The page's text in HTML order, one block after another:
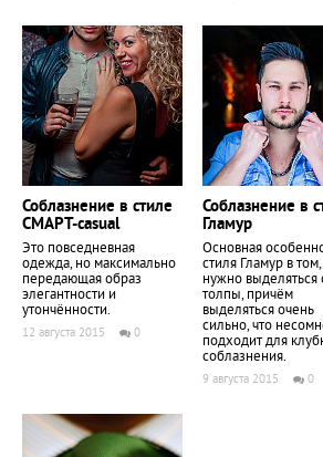
Соблазнение в стиле
СМАРТ-casual
Это повседневная
одежда, но максимально
передающая образ
элегантности и
утончённости.
12 августа 2015 0
Соблазнение в
Гламур
Основная
стиля Гламур в том,
нужно выделяться
толпы, причём
выделяться очень
сильно, что
подходит для
соблазнения.
9 августа 2015 0